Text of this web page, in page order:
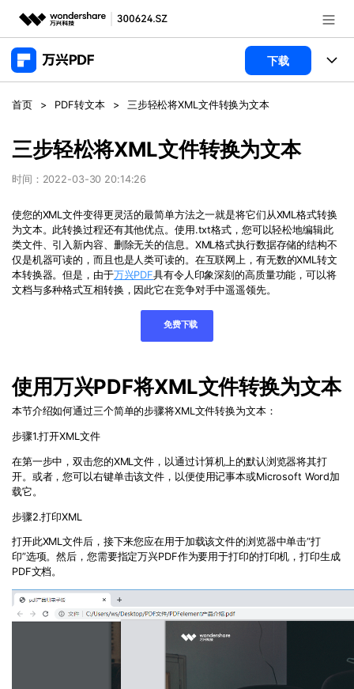
推荐产品
政企服务
新闻中心
关于万兴
加入我们
帮助中心
4000-300624
下载
产品
桌面端
万兴PDF Windows版
移动端
万兴PDF 安卓版
万兴PDF SDK
申请试用
免费下载
功能
PDF新功能
PDF编辑器
PDF合并工具
PDF转换器
PDF签名
PDF批量工具
PDF提取页面
PDF表格
PDF页面调整
PDF文件创建
PDF注释
PDF OCR
免费下载
商业合作
学校&教育
企业采购
帮助中心
产品支持
用户指南
更新日志
下载中心
产品资讯
01.热门软件
03.编辑PDF
免费下载
免费下载 立即购买
首页 > PDF转文本 > 三步轻松将XML文件转换为文本
三步轻松将XML文件转换为文本
时间：2022-03-30 20:14:26
使您的XML文件变得更灵活的最简单方法之一就是将它们从XML格式转换
为文本。此转换过程还有其他优点。使用.txt格式，您可以轻松地编辑此
类文件、引入新内容、删除无关的信息。XML格式执行数据存储的结构不
仅是机器可读的，而且也是人类可读的。在互联网上，有无数的XML转文
本转换器。但是，由于万兴PDF具有令人印象深刻的高质量功能，可以将
文档与多种格式互相转换，因此它在竞争对手中遥遥领先。
免费下载
使用万兴PDF将XML文件转换为文本
本节介绍如何通过三个简单的步骤将XML文件转换为文本：
步骤1.打开XML文件
在第一步中，双击您的XML文件，以通过计算机上的默认浏览器将其打
开。或者，您可以右键单击该文件，以便使用记事本或Microsoft Word加
载它。
步骤2.打印XML
打开此XML文件后，接下来您应在用于加载该文件的浏览器中单击“打
印”选项。然后，您需要指定万兴PDF作为要用于打印的打印机，打印生成
PDF文档。